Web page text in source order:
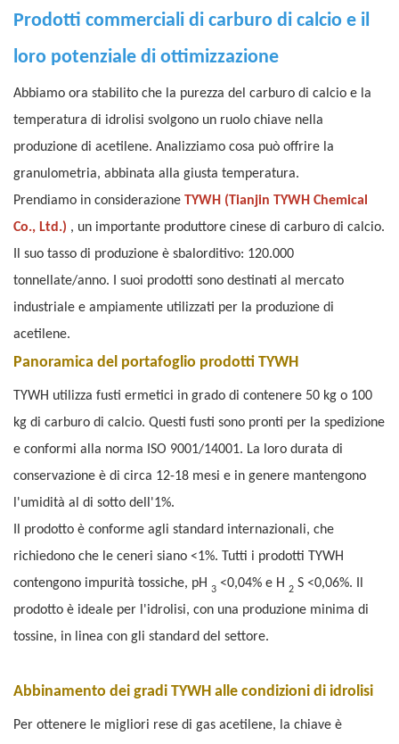
Prodotti commerciali di carburo di calcio e il
loro potenziale di ottimizzazione
Abbiamo ora stabilito che la purezza del carburo di calcio e la
temperatura di idrolisi svolgono un ruolo chiave nella
produzione di acetilene. Analizziamo cosa può offrire la
granulometria, abbinata alla giusta temperatura.
Prendiamo in considerazione TYWH (Tianjin TYWH Chemical
Co., Ltd.) , un importante produttore cinese di carburo di calcio.
Il suo tasso di produzione è sbalorditivo: 120.000
tonnellate/anno. I suoi prodotti sono destinati al mercato
industriale e ampiamente utilizzati per la produzione di
acetilene.
Panoramica del portafoglio prodotti TYWH
TYWH utilizza fusti ermetici in grado di contenere 50 kg o 100
kg di carburo di calcio. Questi fusti sono pronti per la spedizione
e conformi alla norma ISO 9001/14001. La loro durata di
conservazione è di circa 12-18 mesi e in genere mantengono
l'umidità al di sotto dell'1%.
Il prodotto è conforme agli standard internazionali, che
richiedono che le ceneri siano <1%. Tutti i prodotti TYWH
contengono impurità tossiche, pH 3 <0,04% e H 2 S <0,06%. Il
prodotto è ideale per l'idrolisi, con una produzione minima di
tossine, in linea con gli standard del settore.
Abbinamento dei gradi TYWH alle condizioni di idrolisi
Per ottenere le migliori rese di gas acetilene, la chiave è